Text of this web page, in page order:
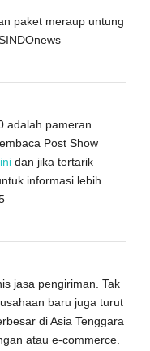
paket meraup untung
adalah pameran
Post Show
dan jika tertarik
informasi lebih
jasa pengiriman. Tak
baru juga turut
di Asia Tenggara
atau e-commerce.